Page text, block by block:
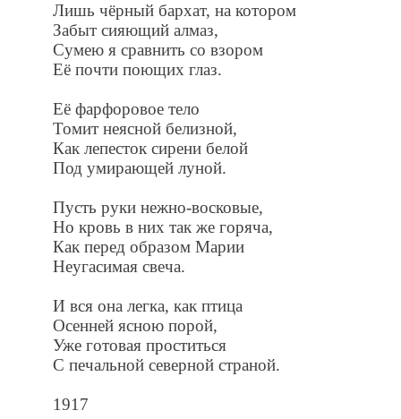
Лишь чёрный бархат, на котором
Забыт сияющий алмаз,
Сумею я сравнить со взором
Её почти поющих глаз.
Её фарфоровое тело
Томит неясной белизной,
Как лепесток сирени белой
Под умирающей луной.
Пусть руки нежно-восковые,
Но кровь в них так же горяча,
Как перед образом Марии
Неугасимая свеча.
И вся она легка, как птица
Осенней ясною порой,
Уже готовая проститься
С печальной северной страной.
1917